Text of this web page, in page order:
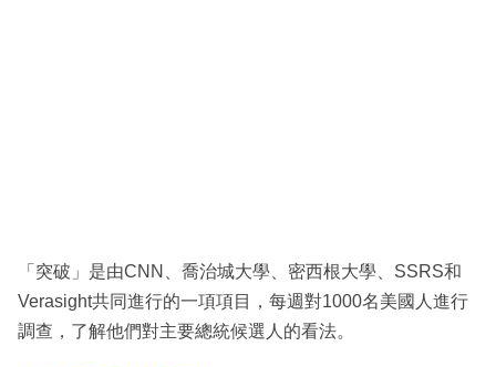
區
「突破」是由CNN、喬治城大學、密西根大學、SSRS和
Verasight共同進行的一項項目，每週對1000名美國人進行
調查，了解他們對主要總統候選人的看法。